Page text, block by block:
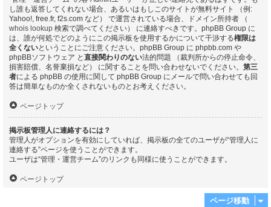
し誰も返答してくれない場合、あるいはもしこのサイトが無料サイト （例:
Yahoo!, free.fr, f2s.com など） で運営されている場合、ドメイン所持者 （
whois lookup 検索で調べてください） に連絡すべきです。phpBB Group に
は、誰が何処でどのようにこの掲示板を使用するかについて干渉する権限は
全くないということにご注意ください。phpBB Group に phpbb.com や
phpBBソフトウェア と 直接関わりのない法的問題 （裁判所からの停止命令、
損害賠償、名誉棄損など） に関することを問い合わせないでください。 第三
者による phpBB の使用に関して phpBB Group にメールで問い合わせても回
答は簡単なものか全くされないものとお考えください。
ページトップ
掲示板管理人に連絡するには？
管理人がオプションを有効にしていれば、掲示板の全てのユーザが“管理人に
連絡する”ページを使うことができます。
ユーザは“管理・運営チーム”のリンクも同様に使うことができます。
ページトップ
ページ移動